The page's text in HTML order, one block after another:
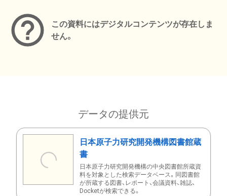
この資料にはデジタルコンテンツが存在しま
せん。
データの提供元
日本原子力研究開発機構図書館蔵
書
日本原子力研究開発機構の中央図書館所蔵資
料を対象とした検索データベース。同図書館
が所蔵する図書、レポート、会議資料、雑誌、
Docketが検索できる。